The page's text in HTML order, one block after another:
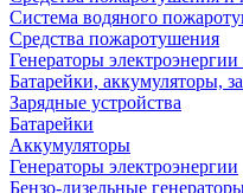
Система водяного
Средства пожаротушения
Генераторы
Батарейки, аккумуляторы,
Зарядные устройства
Батарейки
Аккумуляторы
Генераторы электроэнергии
Бензо-дизельные